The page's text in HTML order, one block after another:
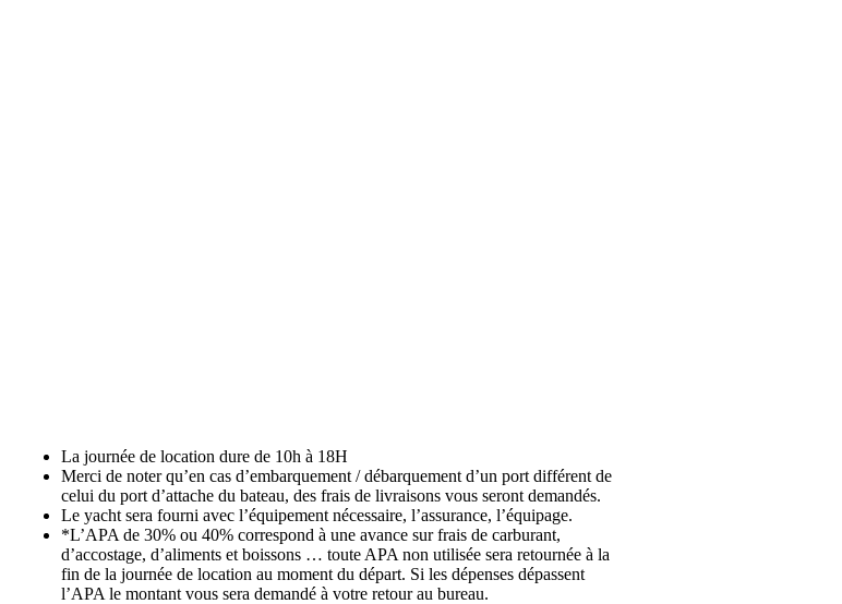
La journée de location dure de 10h à 18H
Merci de noter qu’en cas d’embarquement / débarquement d’un port différent de
celui du port d’attache du bateau, des frais de livraisons vous seront demandés.
Le yacht sera fourni avec l’équipement nécessaire, l’assurance, l’équipage.
*L’APA de 30% ou 40% correspond à une avance sur frais de carburant,
d’accostage, d’aliments et boissons … toute APA non utilisée sera retournée à la
fin de la journée de location au moment du départ. Si les dépenses dépassent
l’APA le montant vous sera demandé à votre retour au bureau.